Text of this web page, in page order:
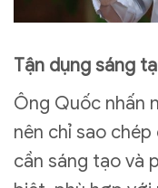
Tận dụng sáng
Ông Quốc nhấn
nên chỉ sao
cần sáng tạo và